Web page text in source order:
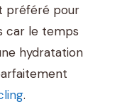
préféré pour
car le temps
hydratation
.